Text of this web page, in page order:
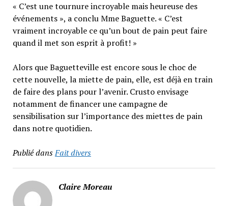
« C’est une tournure incroyable mais heureuse des
événements », a conclu Mme Baguette. « C’est
vraiment incroyable ce qu’un bout de pain peut faire
quand il met son esprit à profit! »
Alors que Baguetteville est encore sous le choc de
cette nouvelle, la miette de pain, elle, est déjà en train
de faire des plans pour l’avenir. Crusto envisage
notamment de financer une campagne de
sensibilisation sur l’importance des miettes de pain
dans notre quotidien.
Publié dansFait divers
Claire Moreau